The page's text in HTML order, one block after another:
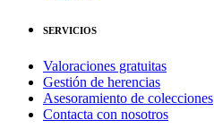
SERVICIOS
Valoraciones gratuitas
Gestión de herencias
Asesoramiento de colecciones
Contacta con nosotros